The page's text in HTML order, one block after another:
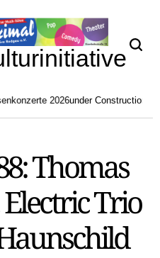
to
content
2026under Construction
Thomas
Trio